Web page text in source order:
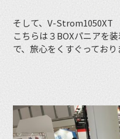
そして、V-Strom1050XT
こちらは３BOXパニアを
で、旅心をくすぐっており